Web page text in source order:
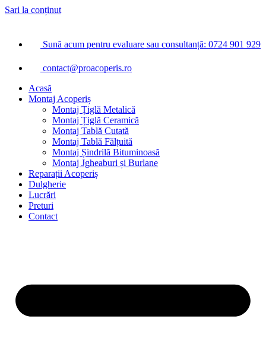
Sari la conținut
Sună acum pentru evaluare sau consultanță: 0724 901 929
contact@proacoperis.ro
Acasă
Montaj Acoperiș
Montaj Țiglă Metalică
Montaj Țiglă Ceramică
Montaj Tablă Cutată
Montaj Tablă Fălțuită
Montaj Șindrilă Bituminoasă
Montaj Jgheaburi și Burlane
Reparații Acoperiș
Dulgherie
Lucrări
Preturi
Contact